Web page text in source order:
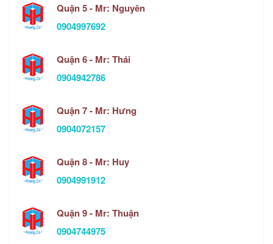
Quận 5 - Mr: Nguyên
0904997692
Quận 6 - Mr: Thái
0904942786
Quận 7 - Mr: Hưng
0904072157
Quận 8 - Mr: Huy
0904991912
Quận 9 - Mr: Thuận
0904744975